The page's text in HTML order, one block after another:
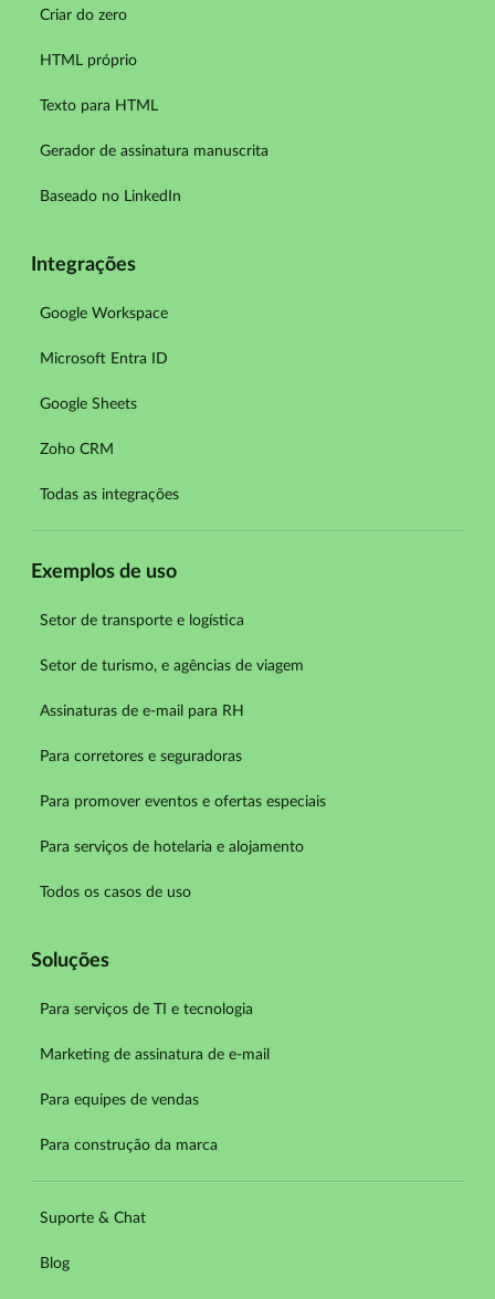
Criar do zero
HTML próprio
Texto para HTML
Gerador de assinatura manuscrita
Baseado no LinkedIn
Integrações
Google Workspace
Microsoft Entra ID
Google Sheets
Zoho CRM
Todas as integrações
Exemplos de uso
Setor de transporte e logística
Setor de turismo, e agências de viagem
Assinaturas de e-mail para RH
Para corretores e seguradoras
Para promover eventos e ofertas especiais
Para serviços de hotelaria e alojamento
Todos os casos de uso
Soluções
Para serviços de TI e tecnologia
Marketing de assinatura de e-mail
Para equipes de vendas
Para construção da marca
Suporte & Chat
Blog